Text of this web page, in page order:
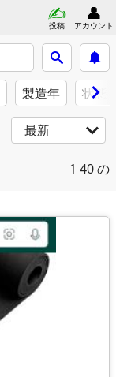
投稿 アカウント
製造年 状態
最新
1 40 の